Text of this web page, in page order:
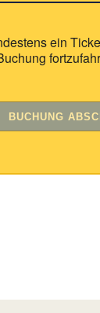
ein